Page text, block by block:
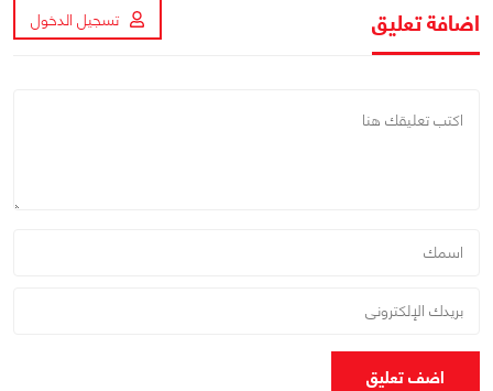
اضافة تعليق تسجيل الدخول
اضف تعليق